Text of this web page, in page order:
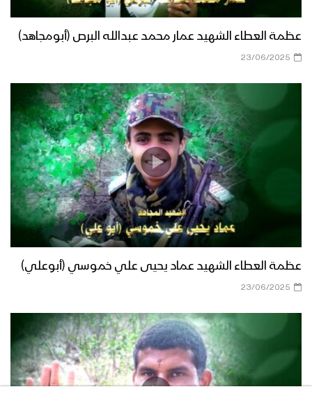
عظمة العطاء الشهيد عمار محمد عبدالله البرص (أبومجاهد)
23/06/2025
عظمة العطاء الشهيد عماد يحيى علي خموسي (أبوعلي)
23/06/2025